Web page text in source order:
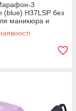
3
(blue) H37LSP без
маникюра и